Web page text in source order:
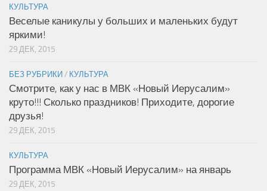
КУЛЬТУРА
Веселые каникулы у больших и маленьких будут
яркими!
29 ДЕК, 2015
БЕЗ РУБРИКИ/ КУЛЬТУРА
Смотрите, как у нас в МВК «Новый Иерусалим»
круто!!! Сколько праздников! Приходите, дорогие
друзья!
29 ДЕК, 2015
КУЛЬТУРА
Программа МВК «Новый Иерусалим» на январь
29 ДЕК, 2015